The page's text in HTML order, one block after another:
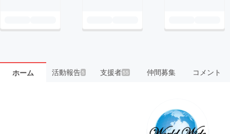
ホーム 活動報告5 支援者55 仲間募集 コメント